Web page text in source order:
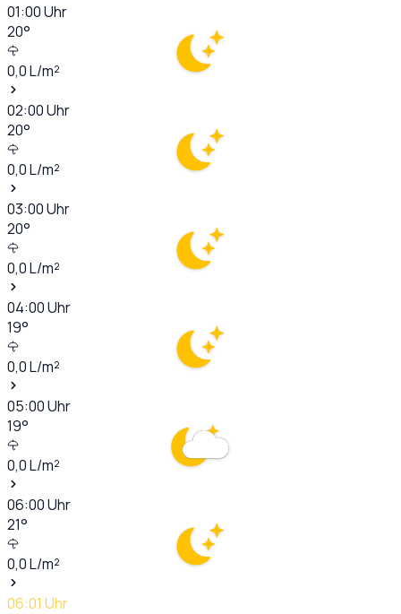
01:00Uhr
20°
0,0L/m²
02:00Uhr
20°
0,0L/m²
03:00Uhr
20°
0,0L/m²
04:00Uhr
19°
0,0L/m²
05:00Uhr
19°
0,0L/m²
06:00Uhr
21°
0,0L/m²
06:01 Uhr